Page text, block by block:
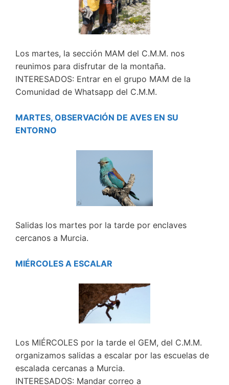
Los martes, la sección MAM del C.M.M. nos
reunimos para disfrutar de la montaña.
INTERESADOS: Entrar en el grupo MAM de la
Comunidad de Whatsapp del C.M.M.
MARTES, OBSERVACIÓN DE AVES EN SU
ENTORNO
Salidas los martes por la tarde por enclaves
cercanos a Murcia.
MIÉRCOLES A ESCALAR
Los MIÉRCOLES por la tarde el GEM, del C.M.M.
organizamos salidas a escalar por las escuelas de
escalada cercanas a Murcia.
INTERESADOS: Mandar correo a